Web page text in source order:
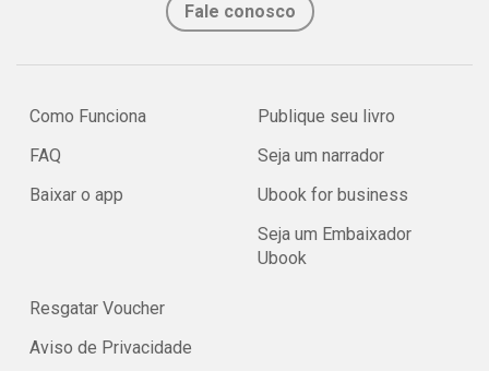
Fale conosco
Como Funciona
FAQ
Baixar o app
Publique seu livro
Seja um narrador
Ubook for business
Seja um Embaixador
Ubook
Resgatar Voucher
Aviso de Privacidade